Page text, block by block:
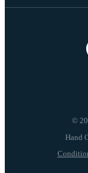
©